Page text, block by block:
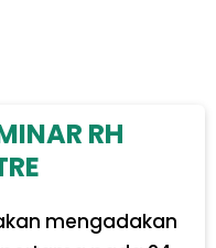
RH
mengadakan